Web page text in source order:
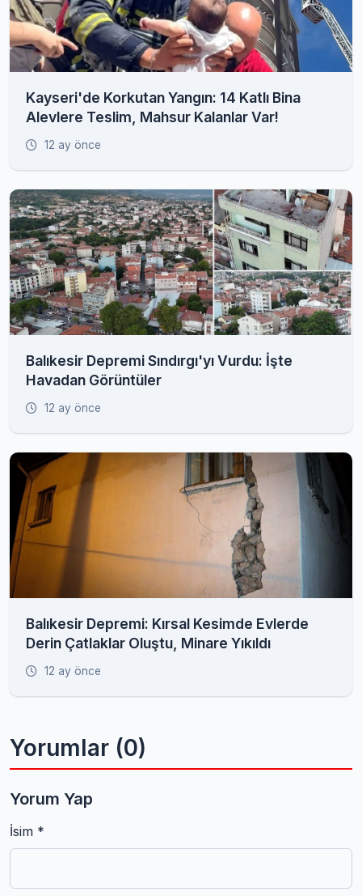
Kayseri'de Korkutan Yangın: 14 Katlı Bina
Alevlere Teslim, Mahsur Kalanlar Var!
12 ay önce
Balıkesir Depremi Sındırgı'yı Vurdu: İşte
Havadan Görüntüler
12 ay önce
Balıkesir Depremi: Kırsal Kesimde Evlerde
Derin Çatlaklar Oluştu, Minare Yıkıldı
12 ay önce
Yorumlar (0)
Yorum Yap
İsim *